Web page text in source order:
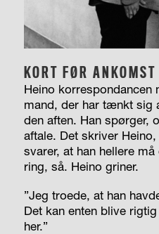
KORT FØR ANKOMST
Heino
mand, der har tænkt sig
den aften. Han spørger,
aftale. Det skriver
svarer, at han hellere
ring, så. Heino griner.
”Jeg troede, at han
Det kan enten blive
her.”